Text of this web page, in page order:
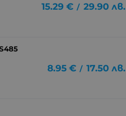
15.29 € / 29.90 лв.
8.95 € / 17.50 лв.